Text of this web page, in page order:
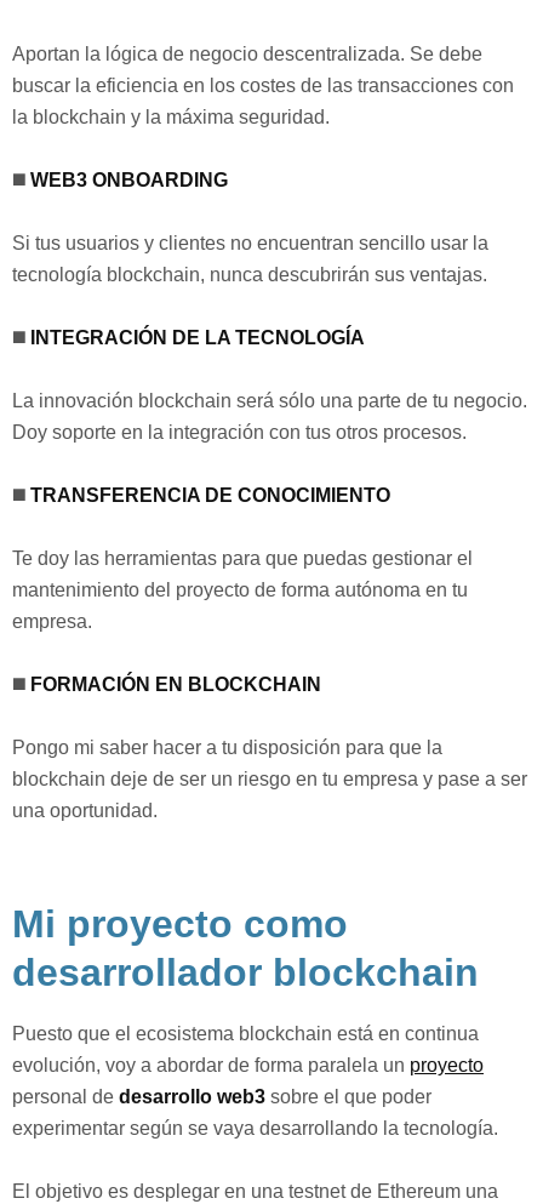
Aportan la lógica de negocio descentralizada. Se debe
buscar la eficiencia en los costes de las transacciones con
la blockchain y la máxima seguridad.⁣
◼️ WEB3 ONBOARDING
Si tus usuarios y clientes no encuentran sencillo usar la
tecnología blockchain, nunca descubrirán sus ventajas. ⁣
◼️ INTEGRACIÓN DE LA TECNOLOGÍA
La innovación blockchain será sólo una parte de tu negocio.
Doy soporte en la integración con tus otros procesos.⁣
◼️ TRANSFERENCIA DE CONOCIMIENTO
Te doy las herramientas para que puedas gestionar el
mantenimiento del proyecto de forma autónoma en tu
empresa.⁣
◼️ FORMACIÓN EN BLOCKCHAIN
Pongo mi saber hacer a tu disposición para que la
blockchain deje de ser un riesgo en tu empresa y pase a ser
una oportunidad.⁣
Mi proyecto como
desarrollador blockchain
Puesto que el ecosistema blockchain está en continua
evolución, voy a abordar de forma paralela un proyecto
personal de desarrollo web3 sobre el que poder
experimentar según se vaya desarrollando la tecnología.
El objetivo es desplegar en una testnet de Ethereum una